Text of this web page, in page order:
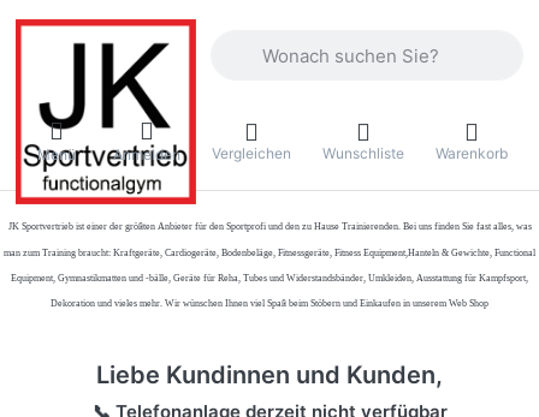
Menü Anmelden Vergleichen Wunschliste Warenkorb
JK Sportvertrieb ist einer der größten Anbieter für den Sportprofi und den zu Hause Trainierenden. Bei uns finden Sie fast alles, was
man zum Training braucht: Kraftgeräte, Cardiogeräte, Bodenbeläge, Fitnessgeräte, Fitness Equipment,Hanteln & Gewichte, Functional
Equipment, Gymnastikmatten und -bälle, Geräte für Reha, Tubes und Widerstandsbänder, Umkleiden, Ausstattung für Kampfsport,
Dekoration und vieles mehr. Wir wünschen Ihnen viel Spaß beim Stöbern und Einkaufen in unserem Web Shop
Liebe Kundinnen und Kunden,
📞 Telefonanlage derzeit nicht verfügbar